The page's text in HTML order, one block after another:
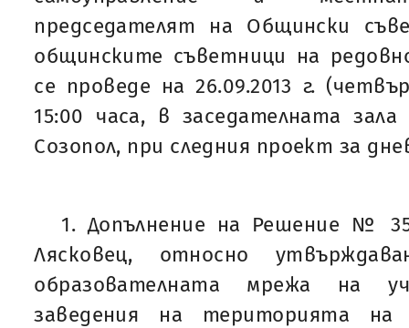
председателят на Общински
общинските съветници на
се проведе на 26.09.2013 г.
15:00 часа, в заседателната
Созопол, при следния проект за
1. Допълнение на Решение №
Лясковец, относно
образователната мрежа на
заведения на територията на